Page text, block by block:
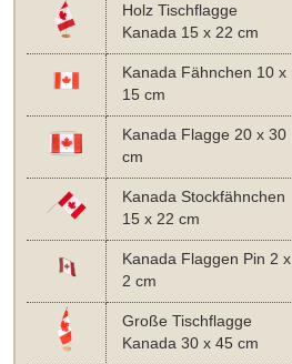
Holz Tischflagge
Kanada 15 x 22 cm
Kanada Fähnchen 10 x
15 cm
Kanada Flagge 20 x 30
cm
Kanada Stockfähnchen
15 x 22 cm
Kanada Flaggen Pin 2 x
2 cm
Große Tischflagge
Kanada 30 x 45 cm